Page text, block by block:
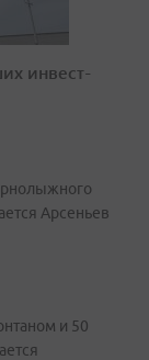
инвест-
Арсеньев
и 50